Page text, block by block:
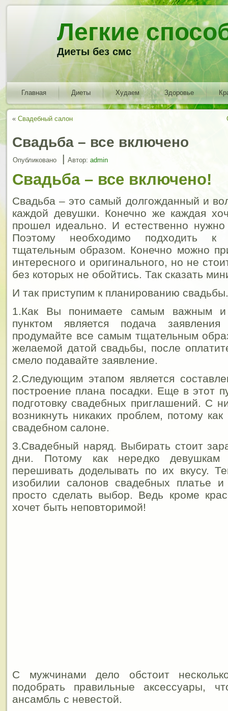
Легкие
Диеты без смс
Главная Диеты Худаем Здоровье
« Свадебный салон
Свадьба – все включено
Опубликовано | Автор: admin
Свадьба – все включено!
Свадьба – это самый долгожданный и
каждой девушки. Конечно же каждая
прошел идеально. И естественно нужно
Поэтому необходимо подходить к
тщательным образом. Конечно можно
интересного и оригинального, но не
без которых не обойтись. Так сказать
И так приступим к планированию свадьбы.
1.Как Вы понимаете самым важным и
пунктом является подача
продумайте все самым тщательным
желаемой датой свадьбы, после
смело подавайте заявление.
2.Следующим этапом является
построение плана посадки. Еще в этот
подготовку свадебных приглашений. С
возникнуть никаких проблем, потому
свадебном салоне.
3.Свадебный наряд. Выбирать стоит
дни. Потому как нередко девушкам
перешивать доделывать по их вкусу.
изобилии салонов свадебных платье
просто сделать выбор. Ведь кроме
хочет быть неповторимой!
С мужчинами дело обстоит
подобрать правильные аксессуары,
ансамбль с невестой.